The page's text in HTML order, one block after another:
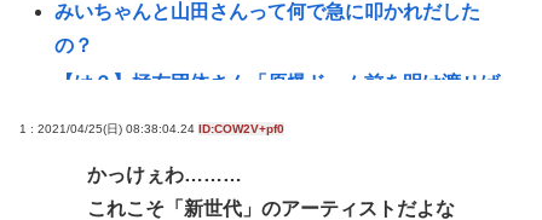
みいちゃんと山田さんって何で急に叩かれだした
の？
【は？】極左団体さん「原爆ドーム前を明け渡せば
林家パー子、認知症だった
1 : 2021/04/25(日) 08:38:04.24 ID:COW2V+pf0
かっけぇわ………
これこそ「新世代」のアーティストだよな